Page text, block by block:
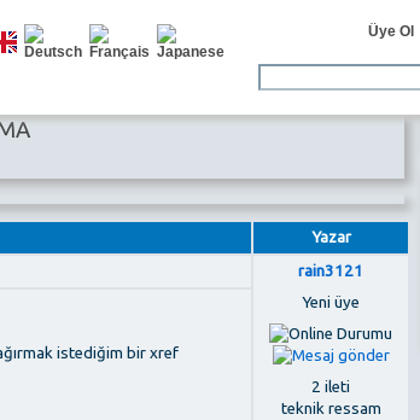
Üye Ol
Yazar
rain3121
Yeni üye
2 ileti
teknik ressam
istediğim bir xref